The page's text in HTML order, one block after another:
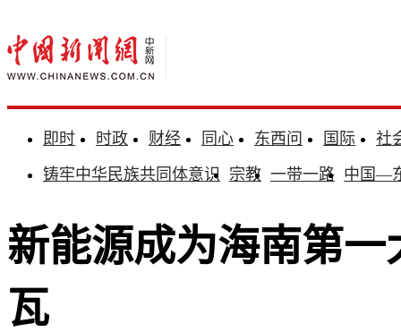
即时 时政 财经 同心 东西问 国际
社
铸牢中华民族共同体意识 宗教 一带一路 中国—
新能源成为海南第一
瓦